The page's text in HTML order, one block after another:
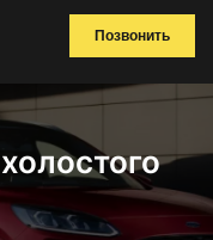
Позвонить